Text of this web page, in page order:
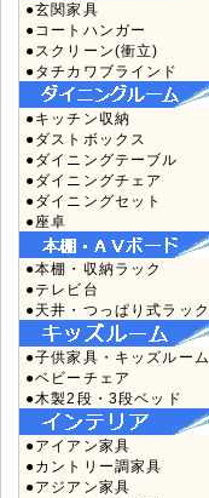
●玄関家具
●コートハンガー
●スクリーン(衝立)
●タチカワブラインド
●キッチン収納
●ダストボックス
●ダイニングテーブル
●ダイニングチェア
●ダイニングセット
●座卓
●本棚・収納ラック
●テレビ台
●天井・つっぱり式ラック
●子供家具・キッズルーム
●ベビーチェア
●木製2段・3段ベッド
●アイアン家具
●カントリー調家具
●アジアン家具